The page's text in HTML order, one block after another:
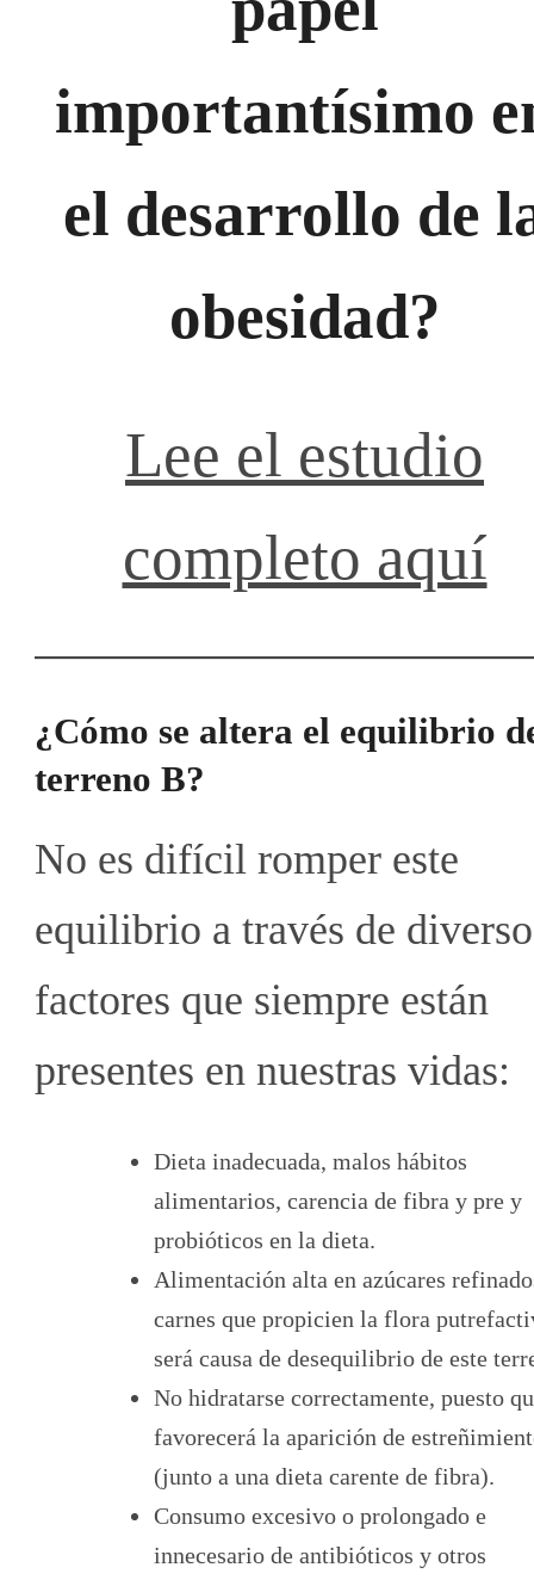
importantísimo
el desarrollo de
obesidad?
Lee el estudio
completo aquí
¿Cómo se altera el equilibrio
terreno B?
No es difícil romper este
equilibrio a través de
factores que siempre están
presentes en nuestras vidas:
Dieta inadecuada, malos hábitos
alimentarios, carencia de fibra y pre y
probióticos en la dieta.
Alimentación alta en azúcares
carnes que propicien la flora
será causa de desequilibrio de este
No hidratarse correctamente, puesto
favorecerá la aparición de
(junto a una dieta carente de fibra).
Consumo excesivo o prolongado e
innecesario de antibióticos y otros